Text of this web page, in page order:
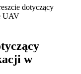
dotyczący
UAV
w